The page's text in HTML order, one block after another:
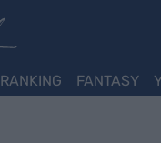
RANKING FANTASY